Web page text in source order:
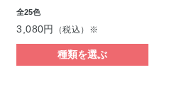
全25色
3,080円 （税込）※
種類を選ぶ